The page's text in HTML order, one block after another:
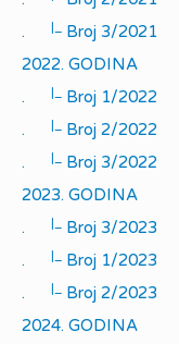
.
|_
Broj 3/2021
2022. GODINA
.
|_
Broj 1/2022
.
|_
Broj 2/2022
.
|_
Broj 3/2022
2023. GODINA
.
|_
Broj 3/2023
.
|_
Broj 1/2023
.
|_
Broj 2/2023
2024. GODINA